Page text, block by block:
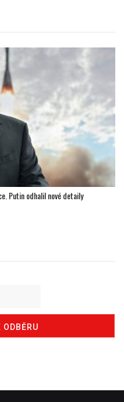
Putin odhalil nové detaily